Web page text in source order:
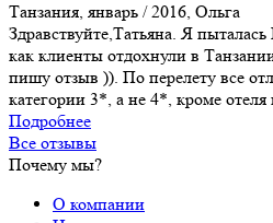
Танзания, январь / 2016, Ольга
Здравствуйте,Татьяна. Я
как клиенты отдохнули в
пишу отзыв )). По перелету все
категории 3*, а не 4*, кроме отеля
Подробнее
Все отзывы
Почему мы?
О компании